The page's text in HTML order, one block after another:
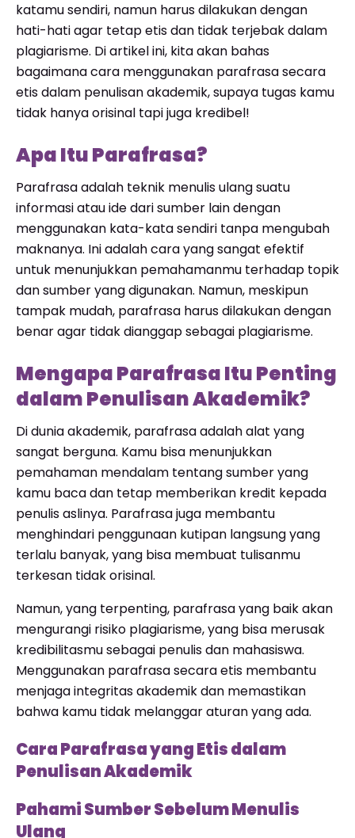
katamu sendiri, namun harus dilakukan dengan
hati-hati agar tetap etis dan tidak terjebak dalam
plagiarisme. Di artikel ini, kita akan bahas
bagaimana cara menggunakan parafrasa secara
etis dalam penulisan akademik, supaya tugas kamu
tidak hanya orisinal tapi juga kredibel!
Apa Itu Parafrasa?
Parafrasa adalah teknik menulis ulang suatu
informasi atau ide dari sumber lain dengan
menggunakan kata-kata sendiri tanpa mengubah
maknanya. Ini adalah cara yang sangat efektif
untuk menunjukkan pemahamanmu terhadap topik
dan sumber yang digunakan. Namun, meskipun
tampak mudah, parafrasa harus dilakukan dengan
benar agar tidak dianggap sebagai plagiarisme.
Mengapa Parafrasa Itu Penting
dalam Penulisan Akademik?
Di dunia akademik, parafrasa adalah alat yang
sangat berguna. Kamu bisa menunjukkan
pemahaman mendalam tentang sumber yang
kamu baca dan tetap memberikan kredit kepada
penulis aslinya. Parafrasa juga membantu
menghindari penggunaan kutipan langsung yang
terlalu banyak, yang bisa membuat tulisanmu
terkesan tidak orisinal.
Namun, yang terpenting, parafrasa yang baik akan
mengurangi risiko plagiarisme, yang bisa merusak
kredibilitasmu sebagai penulis dan mahasiswa.
Menggunakan parafrasa secara etis membantu
menjaga integritas akademik dan memastikan
bahwa kamu tidak melanggar aturan yang ada.
Cara Parafrasa yang Etis dalam
Penulisan Akademik
Pahami Sumber Sebelum Menulis
Ulang